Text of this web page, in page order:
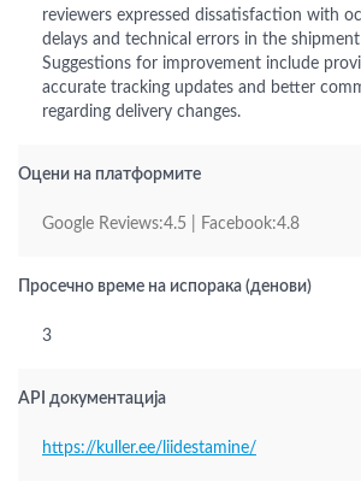
reviewers expressed dissatisfaction with
delays and technical errors in the
Suggestions for improvement include
accurate tracking updates and better
regarding delivery changes.
Оцени на платформите
Google Reviews:4.5 | Facebook:4.8
Просечно време на испорака (денови)
3
API документација
https://kuller.ee/liidestamine/